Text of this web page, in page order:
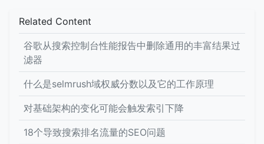
Related Content
谷歌从搜索控制台性能报告中删除通用的丰富结果过
滤器
什么是selmrush域权威分数以及它的工作原理
对基础架构的变化可能会触发索引下降
18个导致搜索排名流量的SEO问题